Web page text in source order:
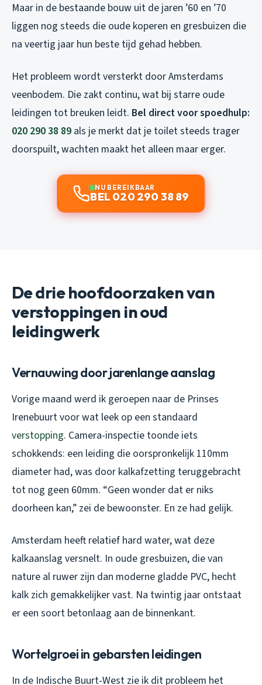
Maar in de bestaande bouw uit de jaren ’60 en ’70
liggen nog steeds die oude koperen en gresbuizen die
na veertig jaar hun beste tijd gehad hebben.
Het probleem wordt versterkt door Amsterdams
veenbodem. Die zakt continu, wat bij starre oude
leidingen tot breuken leidt. Bel direct voor spoedhulp:
020 290 38 89 als je merkt dat je toilet steeds trager
doorspuilt, wachten maakt het alleen maar erger.
NU BEREIKBAAR
BEL 020 290 38 89
De drie hoofdoorzaken van
verstoppingen in oud
leidingwerk
Vernauwing door jarenlange aanslag
Vorige maand werd ik geroepen naar de Prinses
Irenebuurt voor wat leek op een standaard
verstopping. Camera-inspectie toonde iets
schokkends: een leiding die oorspronkelijk 110mm
diameter had, was door kalkafzetting teruggebracht
tot nog geen 60mm. “Geen wonder dat er niks
doorheen kan,” zei de bewoonster. En ze had gelijk.
Amsterdam heeft relatief hard water, wat deze
kalkaanslag versnelt. In oude gresbuizen, die van
nature al ruwer zijn dan moderne gladde PVC, hecht
kalk zich gemakkelijker vast. Na twintig jaar ontstaat
er een soort betonlaag aan de binnenkant.
Wortelgroei in gebarsten leidingen
In de Indische Buurt-West zie ik dit probleem het